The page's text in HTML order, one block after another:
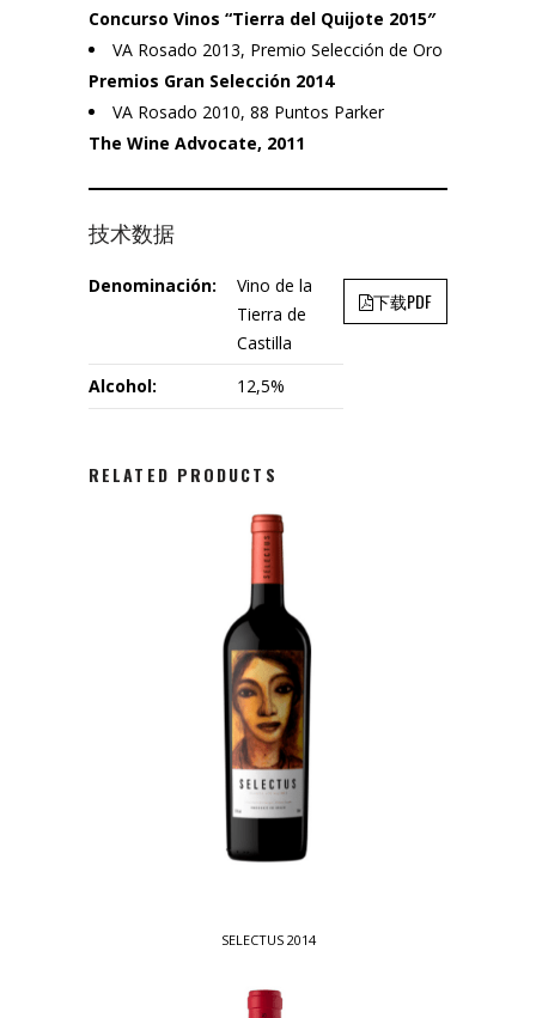
Concurso Vinos “Tierra del Quijote 2015″
VA Rosado 2013, Premio Selección de Oro
Premios Gran Selección 2014
VA Rosado 2010, 88 Puntos Parker
The Wine Advocate, 2011
技术数据
下载PDF
Denominación:
Vino de la
Tierra de
Castilla
Alcohol:
12,5%
RELATED PRODUCTS
SELECTUS 2014